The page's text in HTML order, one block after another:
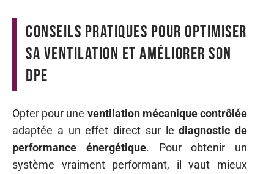
Conseils pratiques pour optimiser
sa ventilation et améliorer son
DPE
Opter pour une ventilation mécanique contrôlée
adaptée a un effet direct sur lediagnostic de
performance énergétique. Pour obtenir un
système vraiment performant, il vaut mieux